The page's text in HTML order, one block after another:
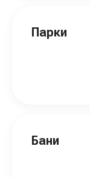
Парки
Бани